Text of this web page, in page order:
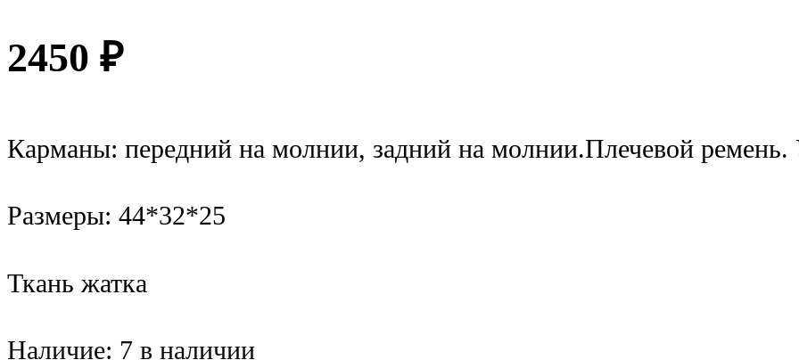
2450 ₽
Карманы: передний на молнии, задний на молнии.Плечевой ремень.
Размеры: 44*32*25
Ткань жатка
Наличие: 7 в наличии